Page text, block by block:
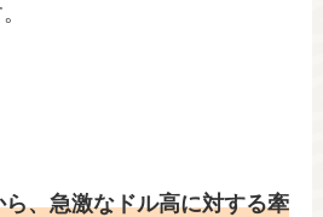
、急激なドル高に対する牽